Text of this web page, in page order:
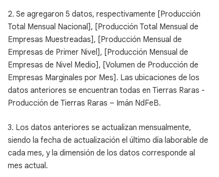
2. Se agregaron 5 datos, respectivamente [Producción
Total Mensual Nacional], [Producción Total Mensual de
Empresas Muestreadas], [Producción Mensual de
Empresas de Primer Nivel], [Producción Mensual de
Empresas de Nivel Medio], [Volumen de Producción de
Empresas Marginales por Mes]. Las ubicaciones de los
datos anteriores se encuentran todas en Tierras Raras -
Producción de Tierras Raras – Imán NdFeB.
3. Los datos anteriores se actualizan mensualmente,
siendo la fecha de actualización el último día laborable de
cada mes, y la dimensión de los datos corresponde al
mes actual.